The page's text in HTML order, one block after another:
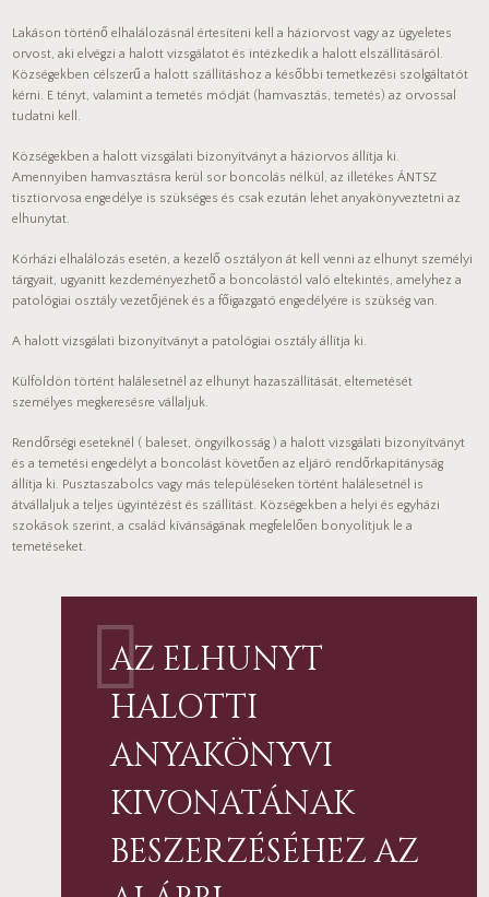
Lakáson történő elhalálozásnál értesíteni kell a háziorvost vagy az ügyeletes
orvost, aki elvégzi a halott vizsgálatot és intézkedik a halott elszállításáról.
Községekben célszerű a halott szállításhoz a későbbi temetkezési szolgáltatót
kérni. E tényt, valamint a temetés módját (hamvasztás, temetés) az orvossal
tudatni kell.
Községekben a halott vizsgálati bizonyítványt a háziorvos állítja ki.
Amennyiben hamvasztásra kerül sor boncolás nélkül, az illetékes ÁNTSZ
tisztiorvosa engedélye is szükséges és csak ezután lehet anyakönyveztetni az
elhunytat.
Kórházi elhalálozás esetén, a kezelő osztályon át kell venni az elhunyt személyi
tárgyait, ugyanitt kezdeményezhető a boncolástól való eltekintés, amelyhez a
patológiai osztály vezetőjének és a főigazgató engedélyére is szükség van.
A halott vizsgálati bizonyítványt a patológiai osztály állítja ki.
Külföldön történt halálesetnél az elhunyt hazaszállítását, eltemetését
személyes megkeresésre vállaljuk.
Rendőrségi eseteknél ( baleset, öngyilkosság ) a halott vizsgálati bizonyítványt
és a temetési engedélyt a boncolást követően az eljáró rendőrkapitányság
állítja ki. Pusztaszabolcs vagy más településeken történt halálesetnél is
átvállaljuk a teljes ügyintézést és szállítást. Községekben a helyi és egyházi
szokások szerint, a család kívánságának megfelelően bonyolítjuk le a
temetéseket.
AZ ELHUNYT
HALOTTI
ANYAKÖNYVI
KIVONATÁNAK
BESZERZÉSÉHEZ AZ